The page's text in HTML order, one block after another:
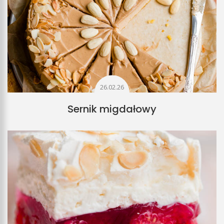
26.02.26
Sernik migdałowy